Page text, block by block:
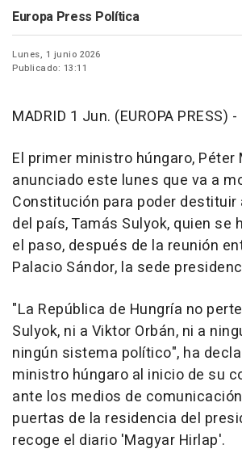
Europa Press Política
Lunes, 1 junio 2026
Publicado: 13:11
MADRID 1 Jun. (EUROPA PRESS) -
El primer ministro húngaro, Péter
anunciado este lunes que va a
Constitución para poder destituir
del país, Tamás Sulyok, quien se
el paso, después de la reunión
Palacio Sándor, la sede
"La República de Hungría no
Sulyok, ni a Viktor Orbán, ni a
ningún sistema político", ha
ministro húngaro al inicio de su
ante los medios de
puertas de la residencia del
recoge el diario 'Magyar Hirlap'.